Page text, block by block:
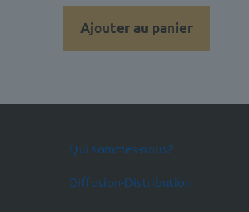
Ajouter au panier
Qui sommes-nous?
Diffusion-Distribution